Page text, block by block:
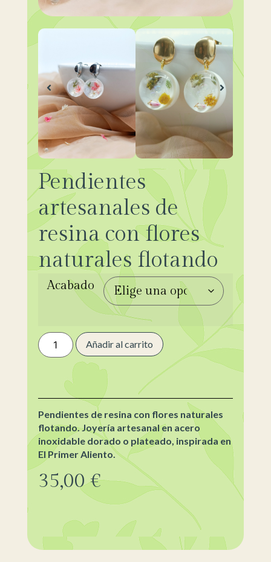
Pendientes
artesanales de
resina con flores
naturales flotando
Acabado
Añadir al carrito
Pendientes de resina con flores naturales
flotando. Joyería artesanal en acero
inoxidable dorado o plateado, inspirada en
El Primer Aliento.
35,00€